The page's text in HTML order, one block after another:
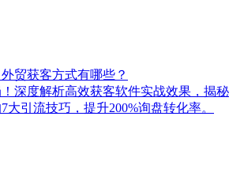
贸获客方式有哪些？
深度解析高效获客软件实战效果，揭秘
引流技巧，提升200%询盘转化率。